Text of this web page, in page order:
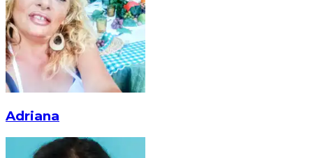
Adriana